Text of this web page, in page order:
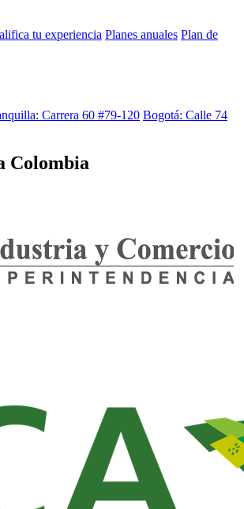
tu experiencia Planes anuales Plan de
Carrera 60 #79-120 Bogotá: Calle 74
Colombia